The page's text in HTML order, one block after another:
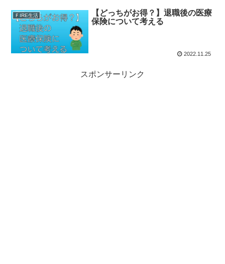
ＦIRE生活
【どっちがお得？】退職後の医療
保険について考える
2022.11.25
スポンサーリンク